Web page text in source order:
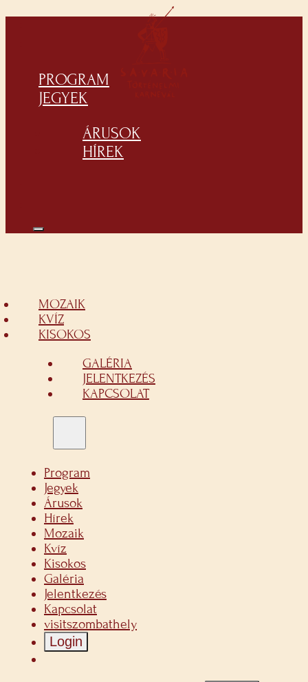
PROGRAM
JEGYEK
ÁRUSOK
HÍREK
MOZAIK
KVÍZ
KISOKOS
GALÉRIA
JELENTKEZÉS
KAPCSOLAT
Program
Jegyek
Árusok
Hírek
Mozaik
Kvíz
Kisokos
Galéria
Jelentkezés
Kapcsolat
visitszombathely
Login